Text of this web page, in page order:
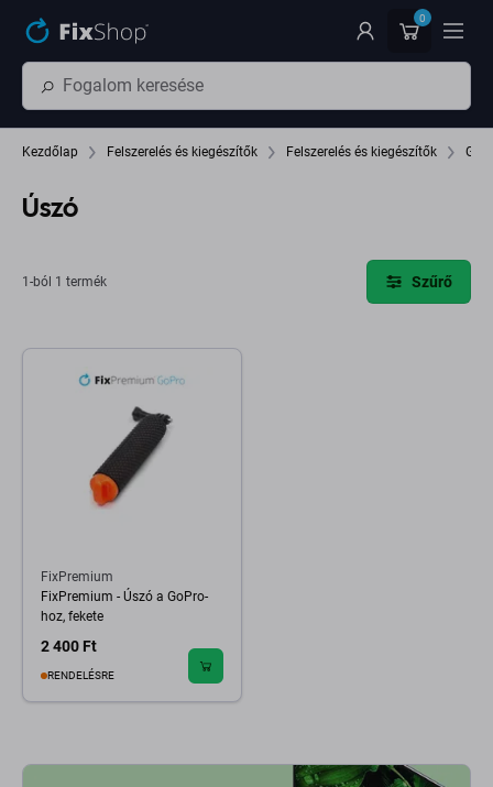
0
Kezdőlap Felszerelés és kiegészítők Felszerelés és kiegészítők
Úszó
1-ból 1 termék Szűrő
FixPremium
FixPremium - Úszó a GoPro-
hoz, fekete
2 400 Ft
RENDELÉSRE